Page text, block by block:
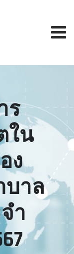
ร
ใน
ง
บาล
ำ